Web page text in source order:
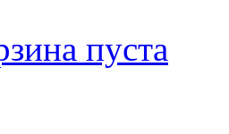
пуста